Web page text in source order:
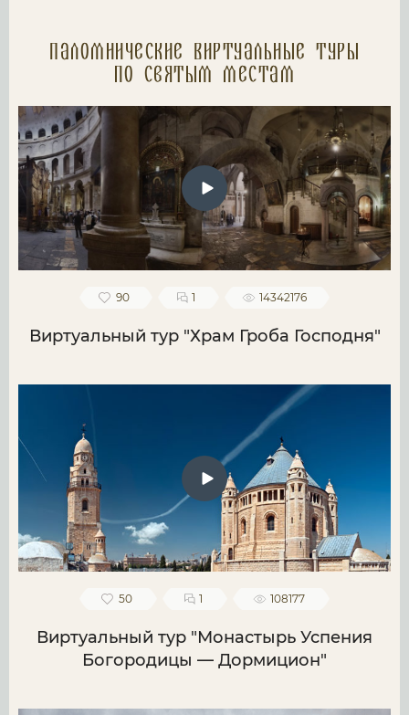
Паломнические Виртуальные туры
по святым местам
90 1 14342176
Виртуальный тур "Храм Гроба Господня"
50 1 108177
Виртуальный тур "Монастырь Успения
Богородицы — Дормицион"